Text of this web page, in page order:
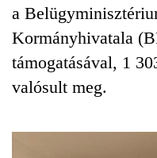
a
Kormányhivatala
támogatásával, 1
valósult meg.